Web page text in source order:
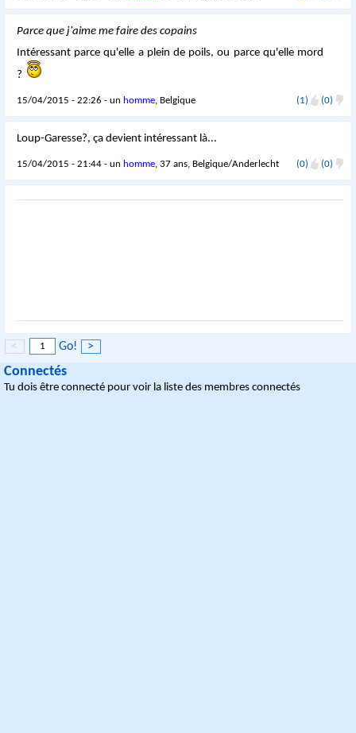
Parce que j'aime me faire des copains
Intéressant parce qu'elle a plein de poils, ou parce qu'elle mord
?
15/04/2015 - 22:26 - un homme, Belgique (1) (0)
Loup-Garesse?, ça devient intéressant là...
15/04/2015 - 21:44 - un homme, 37 ans, Belgique/Anderlecht (0) (0)
< Go! >
Connectés
Tu dois être connecté pour voir la liste des membres connectés